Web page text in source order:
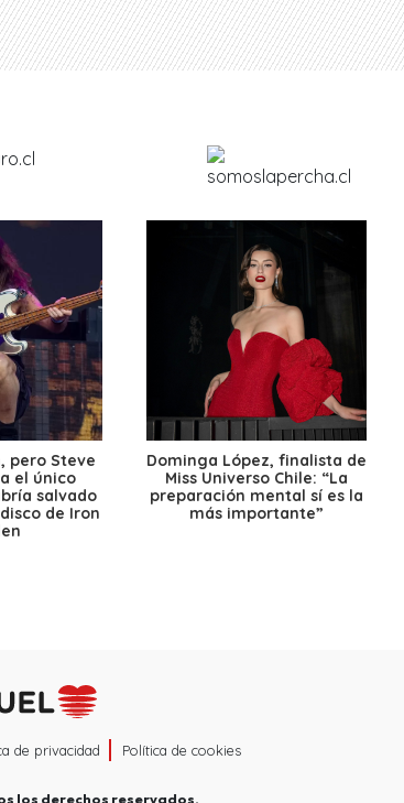
pero Steve
el único
salvado
de Iron
Dominga López, finalista de
Miss Universo Chile: “La
preparación mental sí es la
más importante”
de privacidad Política de cookies
los derechos reservados.